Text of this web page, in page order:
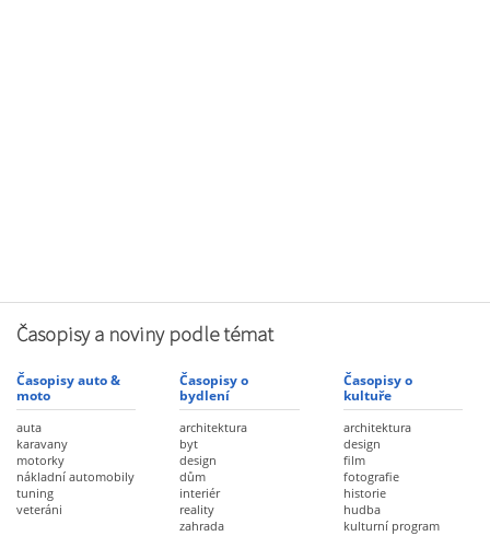
Časopisy a noviny podle témat
Časopisy auto &
moto
auta
karavany
motorky
nákladní automobily
tuning
veteráni
Časopisy o
bydlení
architektura
byt
design
dům
interiér
reality
zahrada
Časopisy o
kultuře
architektura
design
film
fotografie
historie
hudba
kulturní program